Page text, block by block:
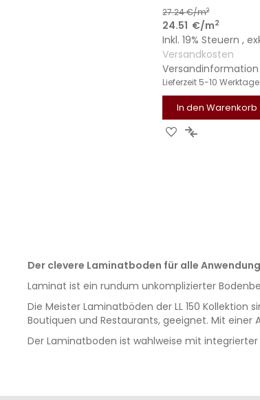
27.24€/m2
24.51 €/m2
Inkl. 19% Steuern,
Versandkosten
Versandinformation
Lieferzeit 5-10 Werktage
In den Warenkorb
ZURZUR
Der clevere Laminatboden für alle
Laminat ist ein rundum unkomplizierter
Die Meister Laminatböden der LL 150
Boutiquen und Restaurants, geeignet. Mit
Der Laminatboden ist wahlweise mit